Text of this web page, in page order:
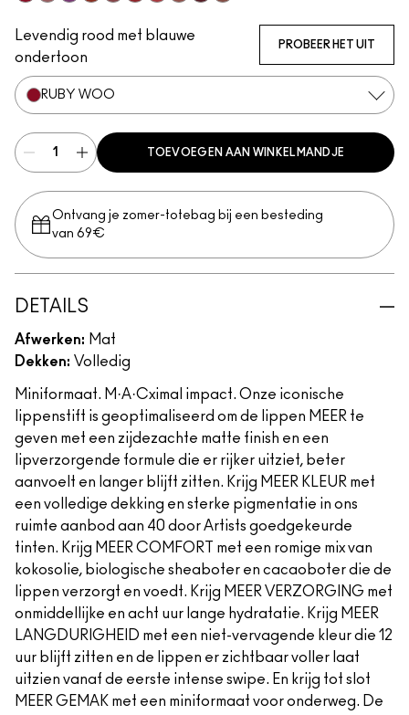
Levendig rood met blauwe
ondertoon
PROBEER HET UIT
RUBY WOO
TOEVOEGEN AAN WINKELMANDJE
Ontvang je zomer-totebag bij een besteding
van 69€
DETAILS
Afwerken: Mat
Dekken: Volledig
Miniformaat. M·A·Cximal impact. Onze iconische
lippenstift is geoptimaliseerd om de lippen MEER te
geven met een zijdezachte matte finish en een
lipverzorgende formule die er rijker uitziet, beter
aanvoelt en langer blijft zitten. Krijg MEER KLEUR met
een volledige dekking en sterke pigmentatie in ons
ruimte aanbod aan 40 door Artists goedgekeurde
tinten. Krijg MEER COMFORT met een romige mix van
kokosolie, biologische sheaboter en cacaoboter die de
lippen verzorgt en voedt. Krijg MEER VERZORGING met
onmiddellijke en acht uur lange hydratatie. Krijg MEER
LANGDURIGHEID met een niet-vervagende kleur die 12
uur blijft zitten en de lippen er zichtbaar voller laat
uitzien vanaf de eerste intense swipe. En krijg tot slot
MEER GEMAK met een miniformaat voor onderweg. De